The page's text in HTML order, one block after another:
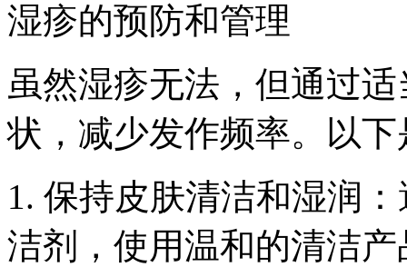
湿疹的预防和管理
虽然湿疹无法，但通过
状，减少发作频率。以
1. 保持皮肤清洁和湿润
洁剂，使用温和的清洁